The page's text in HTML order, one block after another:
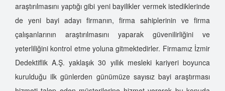
araştırılmasını yaptığı gibi yeni bayilikler vermek istediklerinde
de yeni bayi adayı firmanın, firma sahiplerinin ve firma
çalışanlarının araştırılmasını yaparak güvenilirliğini ve
yeterliliğini kontrol etme yoluna gitmektedirler. Firmamız İzmir
Dedektiflik A.Ş. yaklaşık 30 yıllık mesleki kariyeri boyunca
kurulduğu ilk günlerden günümüze sayısız bayi araştırması